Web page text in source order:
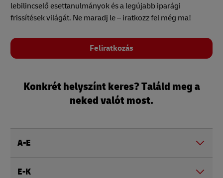
lebilincselő esettanulmányok és a legújabb iparági
frissítések világát. Ne maradj le – iratkozz fel még ma!
Feliratkozás
Konkrét helyszínt keres? Találd meg a
neked valót most.
A-E
E-K